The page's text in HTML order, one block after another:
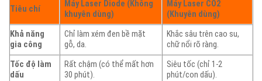
Tiêu chí
Máy Laser Diode (Không
khuyên dùng)
Máy Laser CO2
(Khuyên dùng)
Khả năng
gia công
Chỉ làm xém đen bề mặt
gỗ, da.
Khắc sâu trên cao su,
chữ nổi rõ ràng.
Tốc độ làm
dấu
Rất chậm (có thể mất hơn
30 phút).
Siêu tốc (chỉ 1-2
phút/con dấu).